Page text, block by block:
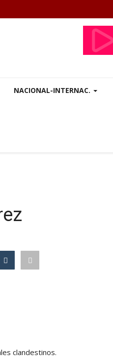
NACIONAL-INTERNAC.
clandestinos.